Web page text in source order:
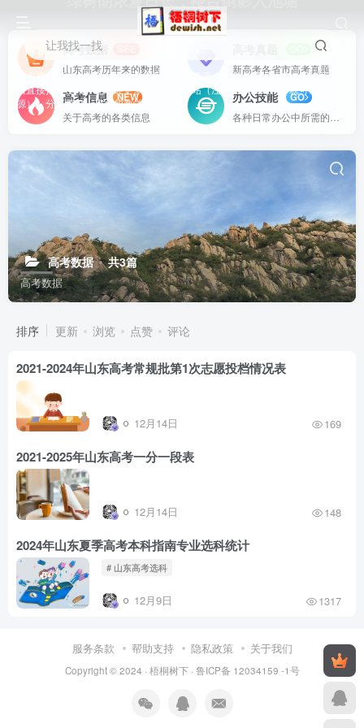
让我找一找
站内资源基本上都是一线教学实际使用的资源，配有WORD版本，可以下载
后直接打印使用。也欢迎更多老师加盟网站（注册登录成为用户就可以发布资
源），分享更好、更多的教学资源。
高考数据
山东高考历年来的数据
新高考各省市高考真题
高考信息
NEW
关于高考的各类信息
办公技能
GO
高考数据 共3篇
高考数据
排序 更新 浏览 点赞 评论
2021-2024年山东高考常规批第1次志愿投档情况表
12月14日 169
2021-2025年山东高考一分一段表
12月14日 148
2024年山东夏季高考本科指南专业选科统计
# 山东高考选科
12月9日 1317
服务条款 帮助支持 隐私政策 关于我们
Copyright © 2024 · 梧桐树下· 鲁ICP备 12034159 -1号